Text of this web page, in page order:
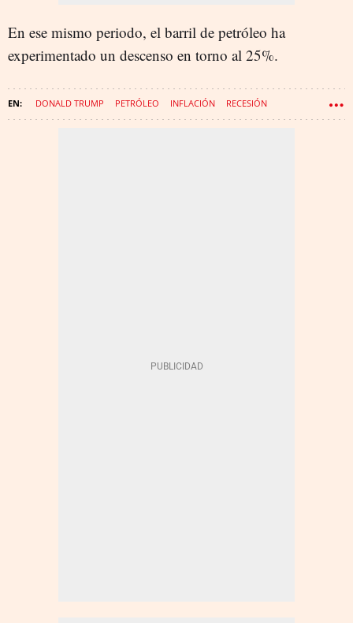
En ese mismo periodo, el barril de petróleo ha
experimentado un descenso en torno al 25%.
DONALD TRUMP PETRÓLEO INFLACIÓN RECESIÓN